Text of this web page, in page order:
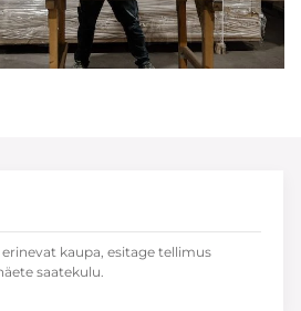
kaupa, esitage tellimus
saatekulu.